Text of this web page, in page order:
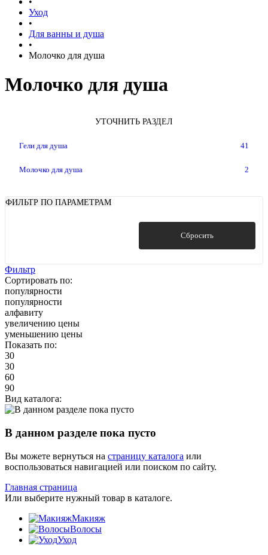
Уход
•
Для ванны и душа
•
Молочко для душа
Молочко для душа
УТОЧНИТЬ РАЗДЕЛ
Гели для душа 41
Молочко для душа 2
ФИЛЬТР ПО ПАРАМЕТРАМ
Сбросить
Фильтр
Сортировать по:
популярности
популярности
алфавиту
увеличению цены
уменьшению цены
Показать по:
30
30
60
90
Вид каталога:
В данном разделе пока пусто
Вы можете вернуться на страницу каталога или
воспользоваться навигацией или поиском по сайту.
Главная страница
Или выберите нужный товар в каталоге.
Макияж
Волосы
Уход